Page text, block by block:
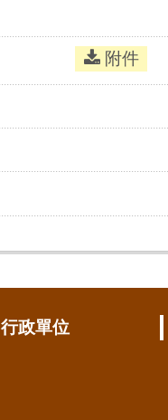
附件
行政單位